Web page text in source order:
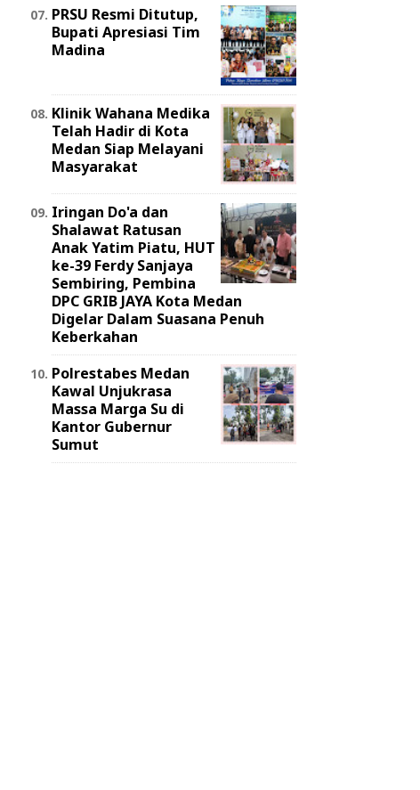
PRSU Resmi Ditutup,
Bupati Apresiasi Tim
Madina
Klinik Wahana Medika
Telah Hadir di Kota
Medan Siap Melayani
Masyarakat
Iringan Do'a dan
Shalawat Ratusan
Anak Yatim Piatu, HUT
ke-39 Ferdy Sanjaya
Sembiring, Pembina
DPC GRIB JAYA Kota Medan
Digelar Dalam Suasana Penuh
Keberkahan
Polrestabes Medan
Kawal Unjukrasa
Massa Marga Su di
Kantor Gubernur
Sumut